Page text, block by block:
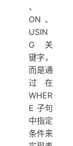
、
ON、
USIN
G 关
键字，
而是通
过在
WHER
E 子句
中指定
条件来